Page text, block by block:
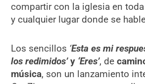
compartir con la iglesia en
y cualquier lugar donde se
Los sencillos ‘Esta es mi
los redimidos’y ‘Eres’, de
música, son un lanzamiento